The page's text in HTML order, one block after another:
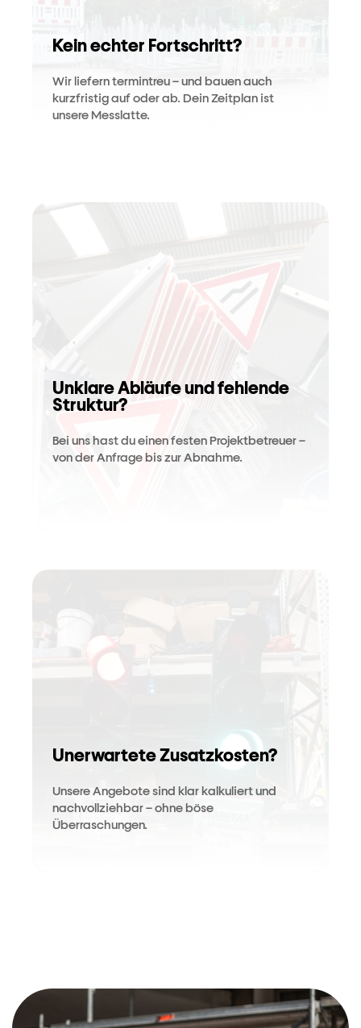
Kein echter Fortschritt?
Wir liefern termintreu – und bauen auch
kurzfristig auf oder ab. Dein Zeitplan ist
unsere Messlatte.
Unklare Abläufe und fehlende
Struktur?
Bei uns hast du einen festen Projektbetreuer –
von der Anfrage bis zur Abnahme.
Unerwartete Zusatzkosten?
Unsere Angebote sind klar kalkuliert und
nachvollziehbar – ohne böse
Überraschungen.